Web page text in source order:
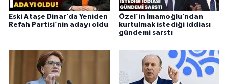
Eski Ataşe Dinar’da Yeniden
Refah Partisi’nin adayı oldu
Özel’in İmamoğlu’ndan
kurtulmak istediği iddiası
gündemi sarstı